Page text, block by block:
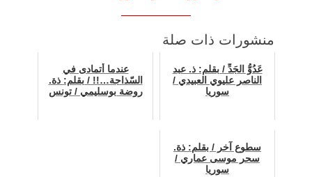
منشورات ذات صلة
عَدُوُّ الجَدِّ / بقلم: ذ. عبد
الناصر عليوي العبيدي /
سوريا
عندما أتمادى في
السّذاجة…!! / بقلم: ذة.
روضة بوسليمي / تونس
سطوع آخر / بقلم: ذة.
سحر موسى عماري /
سوريا